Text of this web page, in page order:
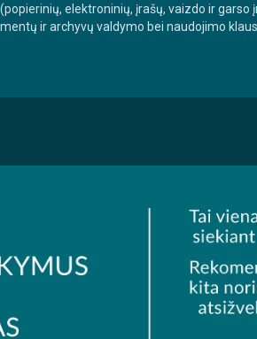
elektroninių, įrašų, vaizdo ir
ir archyvų valdymo bei naudojimo